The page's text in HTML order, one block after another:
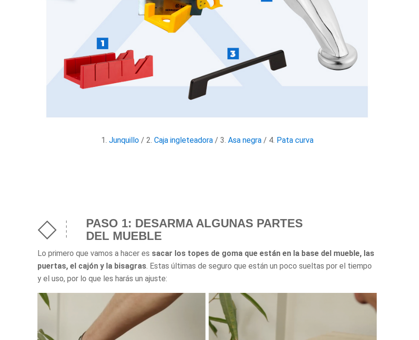
1. Junquillo/ 2. Caja ingleteadora/ 3. Asa negra/ 4. Pata curva
PASO 1: DESARMA ALGUNAS PARTES
DEL MUEBLE
Lo primero que vamos a hacer es sacar los topes de goma que están en la base del mueble, las
puertas, el cajón y la bisagras. Estas últimas de seguro que están un poco sueltas por el tiempo
y el uso, por lo que les harás un ajuste: